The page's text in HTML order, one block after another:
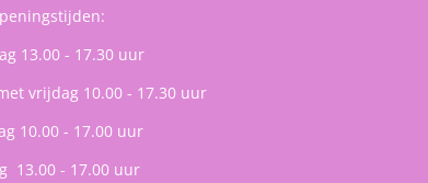
13.00 - 17.30 uur
vrijdag 10.00 - 17.30 uur
10.00 - 17.00 uur
13.00 - 17.00 uur